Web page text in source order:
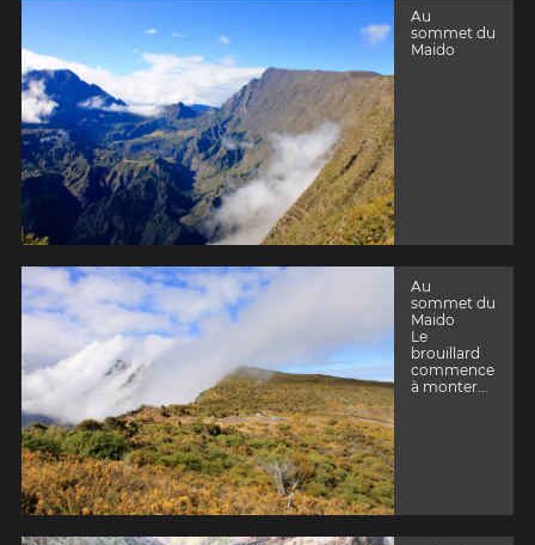
Au
sommet du
Maido
Au
sommet du
Maido
Le
brouillard
commence
à monter...